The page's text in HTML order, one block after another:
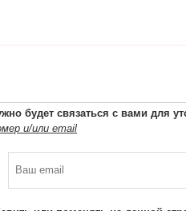
будет связаться с вами для
и/или email